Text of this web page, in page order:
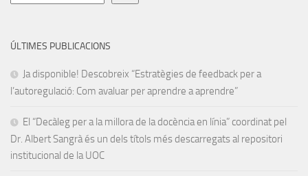
ÚLTIMES PUBLICACIONS
Ja disponible! Descobreix “Estratègies de feedback per a
l’autoregulació: Com avaluar per aprendre a aprendre”
El “Decàleg per a la millora de la docència en línia” coordinat pel
Dr. Albert Sangrà és un dels títols més descarregats al repositori
institucional de la UOC